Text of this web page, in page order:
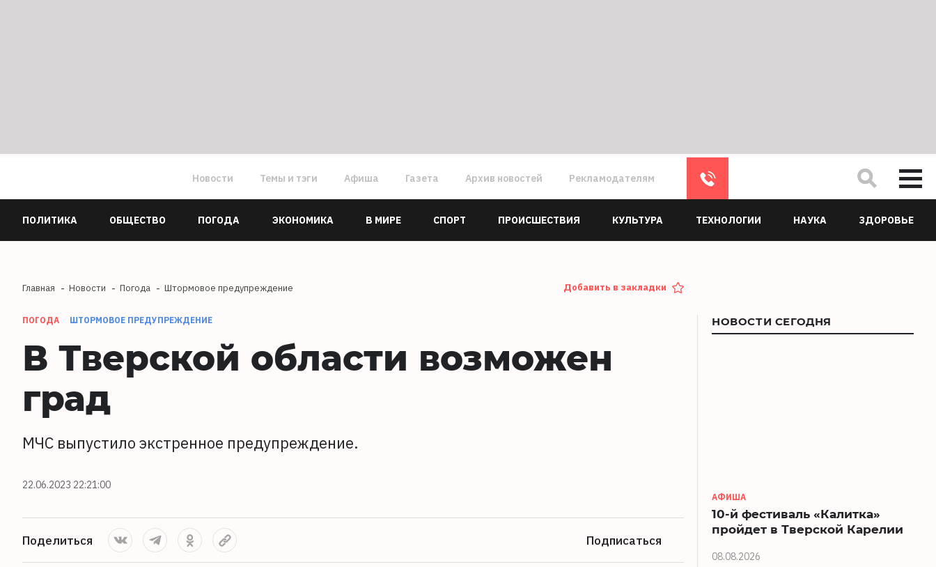
Новости Темы и тэги Афиша Газета Архив новостей Рекламодателям
ПОЛИТИКА ОБЩЕСТВО ПОГОДА ЭКОНОМИКА В МИРЕ СПОРТ ПРОИСШЕСТВИЯ КУЛЬТУРА ТЕХНОЛОГИИ НАУКА ЗДОРОВЬЕ
Главная Новости Погода Штормовое предупреждение Добавить в закладки
ПОГОДА ШТОРМОВОЕ ПРЕДУПРЕЖДЕНИЕ
В Тверской области возможен
град
МЧС выпустило экстренное предупреждение.
22.06.2023 22:21:00
Поделиться Подписаться
НОВОСТИ СЕГОДНЯ
АФИША
10-й фестиваль «Калитка»
пройдет в Тверской Карелии
08.08.2026